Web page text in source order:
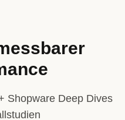
Shopware Deep Dives